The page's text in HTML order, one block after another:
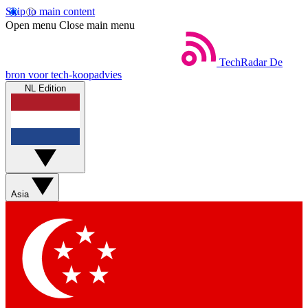
Skip to main content
Open menu Close main menu
TechRadar De
bron voor tech-koopadvies
NL Edition
Asia